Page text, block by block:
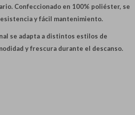
Confeccionado en 100% poliéster, se
y fácil mantenimiento.
se adapta a distintos estilos de
y frescura durante el descanso.